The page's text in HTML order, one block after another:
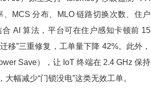
MCS 分布、MLO 链路切换次数、住户
AI 算法，平台可在住户感知卡顿前 15
移”三重修复，工单量下降 42%。此外，
Save），让 IoT 终端在 2.4 GHz 保持
幅减少“门锁没电”这类无效工单。